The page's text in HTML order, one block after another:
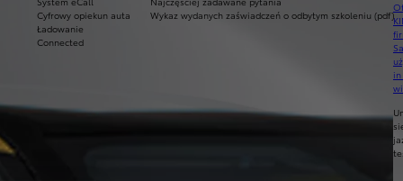
Cyfrowy opiekun auta
Ładowanie
Connected
Wykaz wydanych zaświadczeń o odbytym szkoleniu (pdf)